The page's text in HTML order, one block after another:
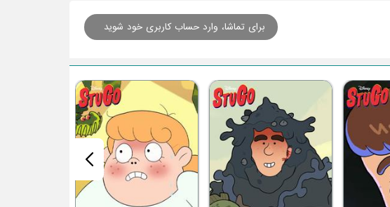
برای تماشا، وارد حساب کاربری خود شوید